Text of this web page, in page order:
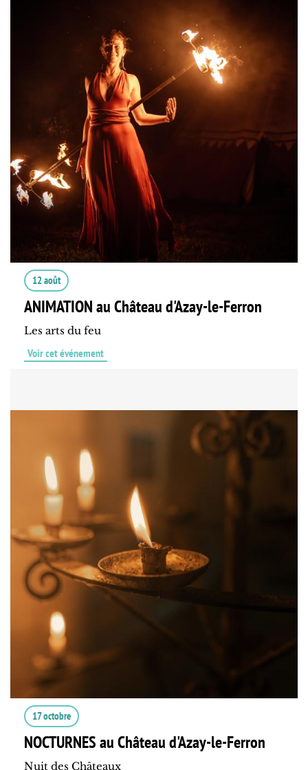
12 août
ANIMATION au Château d'Azay-le-Ferron
Les arts du feu
Voir cet événement
17 octobre
NOCTURNES au Château d'Azay-le-Ferron
Nuit des Châteaux